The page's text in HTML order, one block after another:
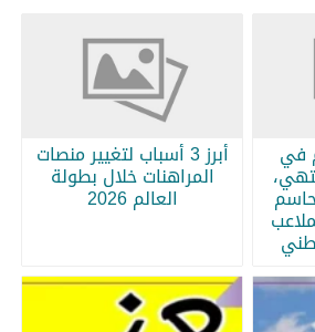
في أبرز 3 أسباب لتغيير منصات
المراهنات خلال بطولة
العالم 2026